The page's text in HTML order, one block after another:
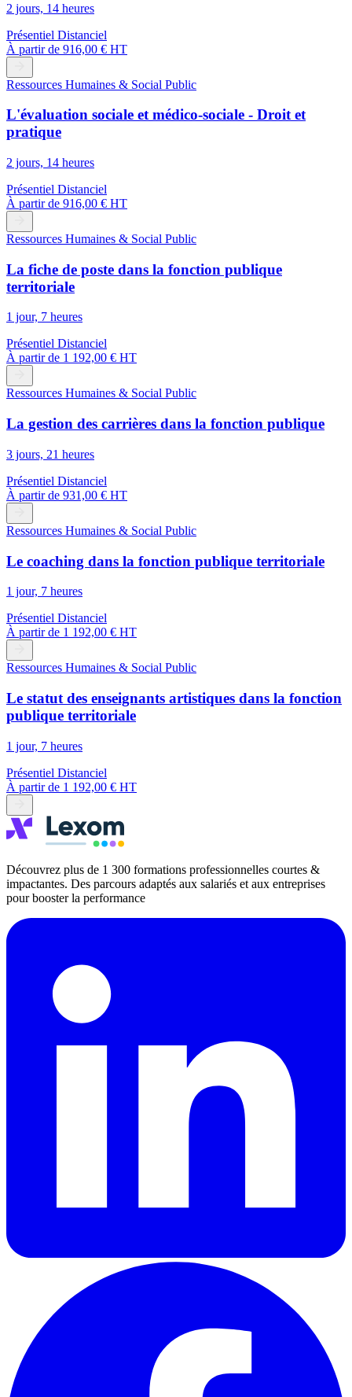
2 jours, 14 heures
Présentiel Distanciel
À partir de 916,00 € HT
Ressources Humaines & Social Public
L'évaluation sociale et médico-sociale - Droit et
pratique
2 jours, 14 heures
Présentiel Distanciel
À partir de 916,00 € HT
Ressources Humaines & Social Public
La fiche de poste dans la fonction publique
territoriale
1 jour, 7 heures
Présentiel Distanciel
À partir de 1 192,00 € HT
Ressources Humaines & Social Public
La gestion des carrières dans la fonction publique
3 jours, 21 heures
Présentiel Distanciel
À partir de 931,00 € HT
Ressources Humaines & Social Public
Le coaching dans la fonction publique territoriale
1 jour, 7 heures
Présentiel Distanciel
À partir de 1 192,00 € HT
Ressources Humaines & Social Public
Le statut des enseignants artistiques dans la fonction
publique territoriale
1 jour, 7 heures
Présentiel Distanciel
À partir de 1 192,00 € HT
Découvrez plus de 1 300 formations professionnelles courtes &
impactantes. Des parcours adaptés aux salariés et aux entreprises
pour booster la performance